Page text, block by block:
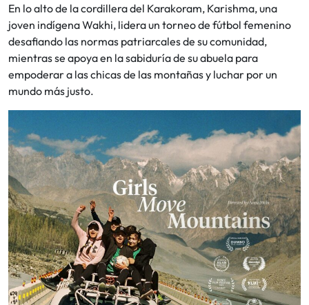
En lo alto de la cordillera del Karakoram, Karishma, una
joven indígena Wakhi, lidera un torneo de fútbol femenino
desafiando las normas patriarcales de su comunidad,
mientras se apoya en la sabiduría de su abuela para
empoderar a las chicas de las montañas y luchar por un
mundo más justo.